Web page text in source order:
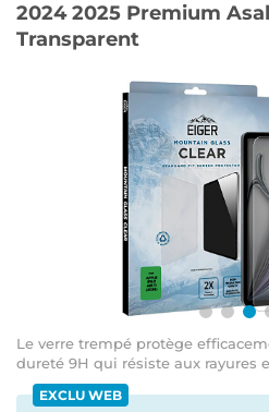
2024 2025 Premium
Transparent
Le verre trempé protège
dureté 9H qui résiste aux rayures
EXCLU WEB